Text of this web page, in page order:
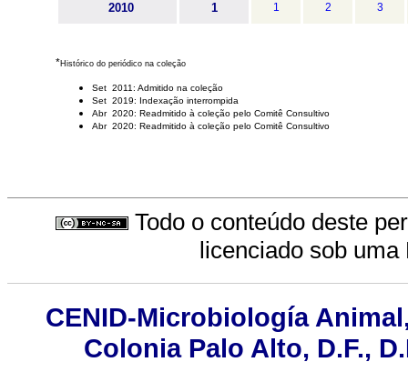
2010 1 1 2 3
*Histórico do periódico na coleção
Set 2011: Admitido na coleção
Set 2019: Indexação interrompida
Abr 2020: Readmitido à coleção pelo Comitê Consultivo
Abr 2020: Readmitido à coleção pelo Comitê Consultivo
Todo o conteúdo deste
licenciado sob uma
CENID-Microbiología
Colonia Palo Alto, D.F.,